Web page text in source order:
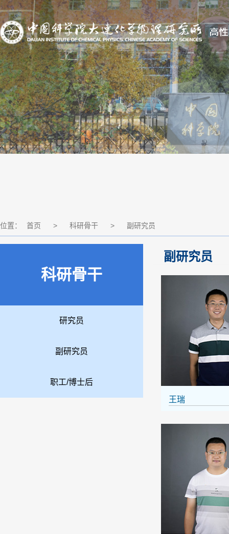
位置： 首页 > 科研骨干 > 副研究员
科研骨干
研究员
副研究员
职工/博士后
副研究员
王瑞